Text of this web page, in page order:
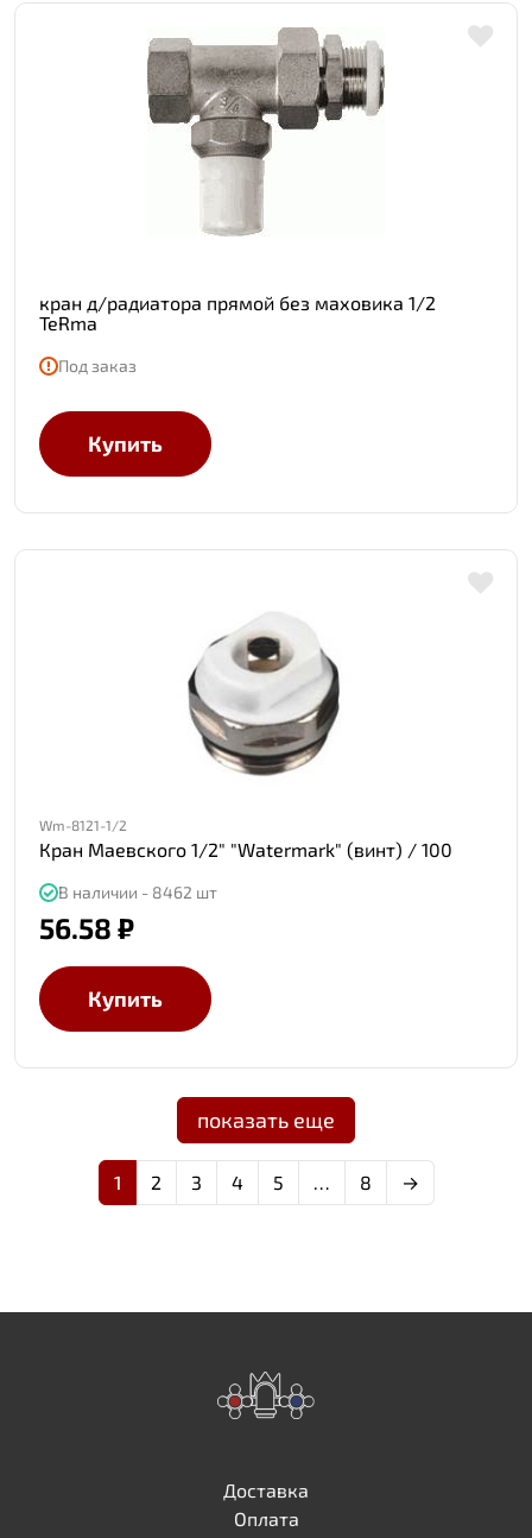
кран д/радиатора прямой без маховика 1/2
TeRma
Под заказ
Купить
Wm-8121-1/2
Кран Маевского 1/2" "Watermark" (винт) / 100
В наличии - 8462 шт
56.58 ₽
Купить
показать еще
1 2 3 4 5 … 8 →
Доставка
Оплата